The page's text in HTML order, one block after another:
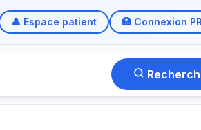
👤 Espace patient 🏥 Connexion